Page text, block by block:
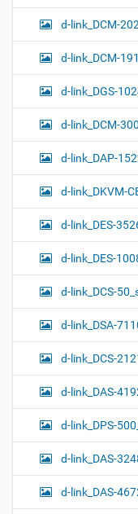
d-link_DCM-
d-link_DCM-
d-link_DGS-
d-link_DCM-
d-link_DAP-
d-link_DKVM-
d-link_DES-
d-link_DES-
d-link_DCS-
d-link_DSA-
d-link_DCS-
d-link_DAS-
d-link_DPS-
d-link_DAS-
d-link_DAS-